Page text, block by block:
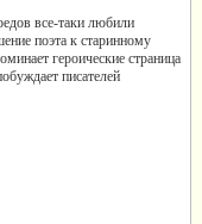
все-таки любили
поэта к старинному
героические страница
писателей